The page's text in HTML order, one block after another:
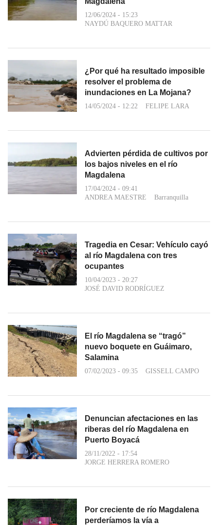
12/06/2024 - 15:23
NAYDÚ BAQUERO MATTAR
¿Por qué ha resultado imposible
resolver el problema de
inundaciones en La Mojana?
14/05/2024 - 12:22 FELIPE LARA
Advierten pérdida de cultivos por
los bajos niveles en el río
Magdalena
17/04/2024 - 09:41
ANDREA MAESTRE
Barranquilla
Tragedia en Cesar: Vehículo cayó
al río Magdalena con tres
ocupantes
10/04/2023 - 20:27
JOSÉ DAVID RODRÍGUEZ
El río Magdalena se “tragó”
nuevo boquete en Guáimaro,
Salamina
07/02/2023 - 09:35 GISSELL CAMPO
Denuncian afectaciones en las
riberas del río Magdalena en
Puerto Boyacá
28/11/2022 - 17:54
JORGE HERRERA ROMERO
Por creciente de río Magdalena
perderíamos la vía a